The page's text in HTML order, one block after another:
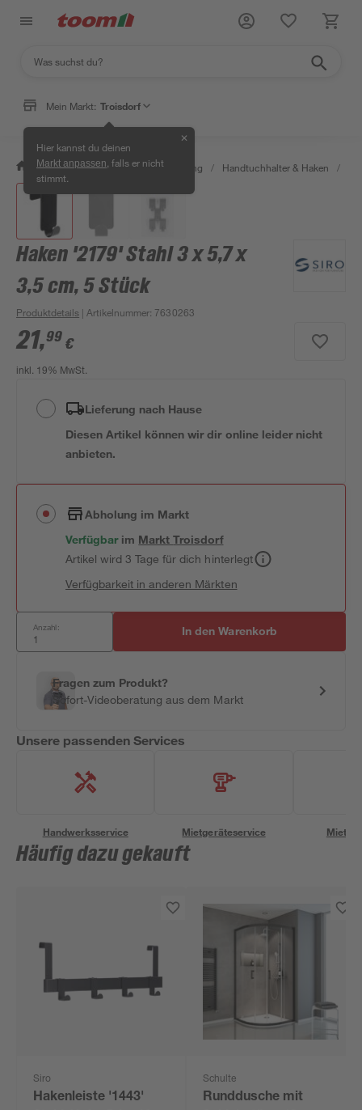
Mein Markt: Troisdorf
Hier kannst du deinen
Markt anpassen , falls er nicht
stimmt.
✕
/ Bad & Sanitär / Bad-Ausstattung / Handtuchhalter & Haken /
Haken '2179' Stahl 3 x 5,7 x
3,5 cm, 5 Stück
Produktdetails | Artikelnummer: 7630263
21,99 €
inkl. 19% MwSt.
Lieferung nach Hause
Diesen Artikel können wir dir online leider nicht
anbieten.
Abholung im Markt
Verfügbar im MarktTroisdorf
Artikel wird 3 Tage für dich hinterlegt
Verfügbarkeit in anderen Märkten
Anzahl: In den Warenkorb
Fragen zum Produkt?
Sofort-Videoberatung aus dem Markt
Unsere passenden Services
Handwerksservice Mietgeräteservice
Häufig dazu gekauft
Siro
Hakenleiste '1443'
Schulte
Runddusche mit